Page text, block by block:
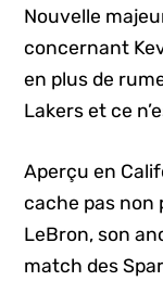
Nouvelle
concernant
en plus de
Lakers et ce
Aperçu en
cache pas non
LeBron, son
match des